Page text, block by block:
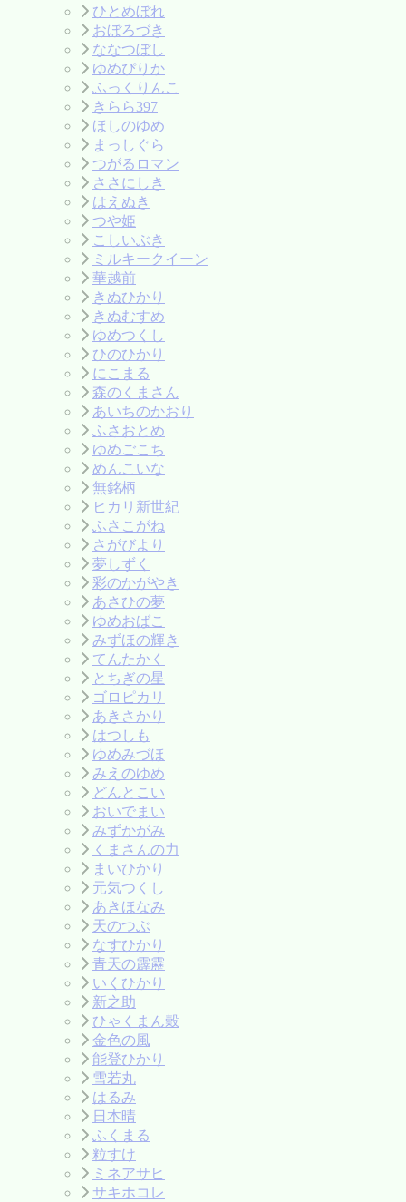
ひとめぼれ
おぼろづき
ななつぼし
ゆめぴりか
ふっくりんこ
きらら397
ほしのゆめ
まっしぐら
つがるロマン
ささにしき
はえぬき
つや姫
こしいぶき
ミルキークイーン
華越前
きぬひかり
きぬむすめ
ゆめつくし
ひのひかり
にこまる
森のくまさん
あいちのかおり
ふさおとめ
ゆめごこち
めんこいな
無銘柄
ヒカリ新世紀
ふさこがね
さがびより
夢しずく
彩のかがやき
あさひの夢
ゆめおばこ
みずほの輝き
てんたかく
とちぎの星
ゴロピカリ
あきさかり
はつしも
ゆめみづほ
みえのゆめ
どんとこい
おいでまい
みずかがみ
くまさんの力
まいひかり
元気つくし
あきほなみ
天のつぶ
なすひかり
青天の霹靂
いくひかり
新之助
ひゃくまん穀
金色の風
能登ひかり
雪若丸
はるみ
日本晴
ふくまる
粒すけ
ミネアサヒ
サキホコレ